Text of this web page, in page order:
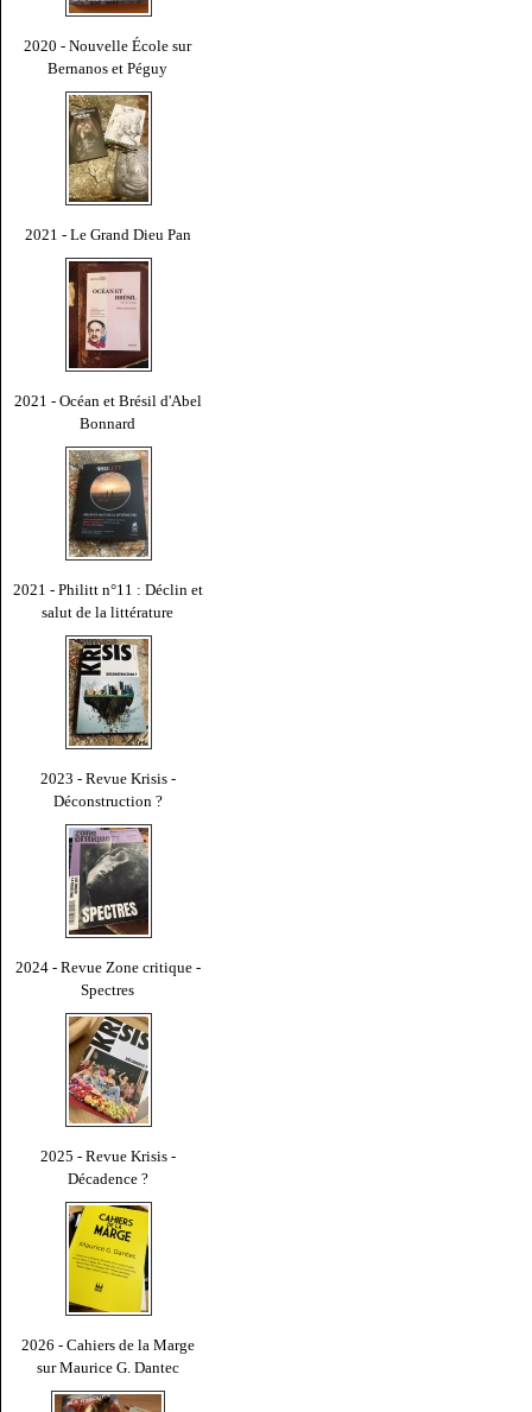
2020 - Nouvelle École sur
Bernanos et Péguy
2021 - Le Grand Dieu Pan
2021 - Océan et Brésil d'Abel
Bonnard
2021 - Philitt n°11 : Déclin et
salut de la littérature
2023 - Revue Krisis -
Déconstruction ?
2024 - Revue Zone critique -
Spectres
2025 - Revue Krisis -
Décadence ?
2026 - Cahiers de la Marge
sur Maurice G. Dantec